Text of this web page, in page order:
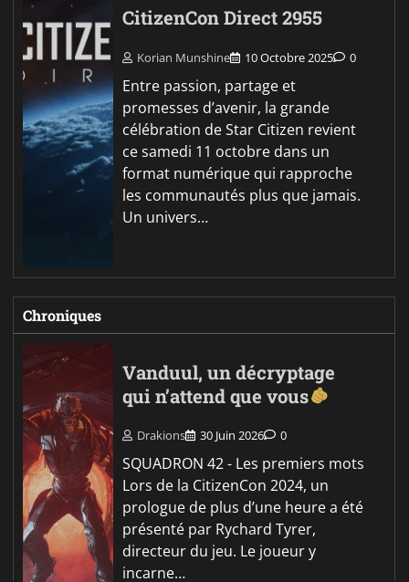
CitizenCon Direct 2955
Korian Munshine 10 Octobre 2025 0
Entre passion, partage et
promesses d’avenir, la grande
célébration de Star Citizen revient
ce samedi 11 octobre dans un
format numérique qui rapproche
les communautés plus que jamais.
Un univers…
Chroniques
Vanduul, un décryptage
qui n’attend que vous
Drakions 30 Juin 2026 0
SQUADRON 42 - Les premiers mots
Lors de la CitizenCon 2024, un
prologue de plus d’une heure a été
présenté par Rychard Tyrer,
directeur du jeu. Le joueur y
incarne…